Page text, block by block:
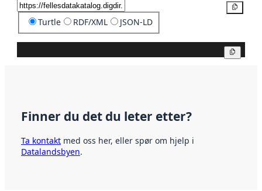
Turtle RDF/XML JSON-LD
Finner du det du leter etter?
Ta kontakt med oss her, eller spør om hjelp i
Datalandsbyen.